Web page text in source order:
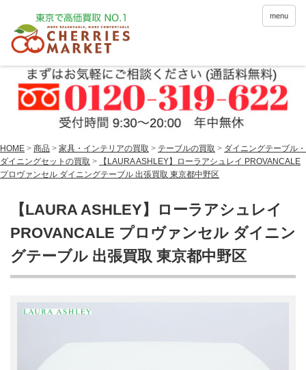
menu
HOME > 商品 > 家具・インテリアの買取 > テーブルの買取 > ダイニングテーブル・
ダイニングセットの買取 >
【LAURA ASHLEY】ローラアシュレイ PROVANCALE
プロヴァンセル ダイニングテーブル 出張買取 東京都中野区
【LAURA ASHLEY】ローラアシュレイ
PROVANCALE プロヴァンセル ダイニン
グテーブル 出張買取 東京都中野区